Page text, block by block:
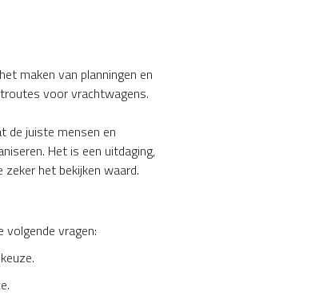
maken van planningen en
voor vrachtwagens.
de juiste mensen en
Het is een uitdaging,
het bekijken waard.
vragen: